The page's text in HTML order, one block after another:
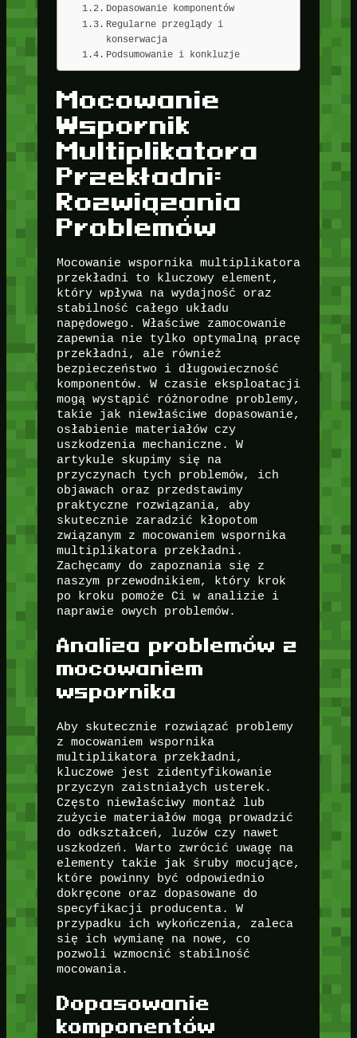
Dopasowanie komponentów
Regularne przeglądy i
konserwacja
Podsumowanie i konkluzje
Mocowanie
Wspornik
Multiplikatora
Przekładni:
Rozwiązania
Problemów
Mocowanie wspornika multiplikatora
przekładni to kluczowy element,
który wpływa na wydajność oraz
stabilność całego układu
napędowego. Właściwe zamocowanie
zapewnia nie tylko optymalną pracę
przekładni, ale również
bezpieczeństwo i długowieczność
komponentów. W czasie eksploatacji
mogą wystąpić różnorodne problemy,
takie jak niewłaściwe dopasowanie,
osłabienie materiałów czy
uszkodzenia mechaniczne. W
artykule skupimy się na
przyczynach tych problemów, ich
objawach oraz przedstawimy
praktyczne rozwiązania, aby
skutecznie zaradzić kłopotom
związanym z mocowaniem wspornika
multiplikatora przekładni.
Zachęcamy do zapoznania się z
naszym przewodnikiem, który krok
po kroku pomoże Ci w analizie i
naprawie owych problemów.
Analiza problemów z
mocowaniem
wspornika
Aby skutecznie rozwiązać problemy
z mocowaniem wspornika
multiplikatora przekładni,
kluczowe jest zidentyfikowanie
przyczyn zaistniałych usterek.
Często niewłaściwy montaż lub
zużycie materiałów mogą prowadzić
do odkształceń, luzów czy nawet
uszkodzeń. Warto zwrócić uwagę na
elementy takie jak śruby mocujące,
które powinny być odpowiednio
dokręcone oraz dopasowane do
specyfikacji producenta. W
przypadku ich wykończenia, zaleca
się ich wymianę na nowe, co
pozwoli wzmocnić stabilność
mocowania.
Dopasowanie
komponentów